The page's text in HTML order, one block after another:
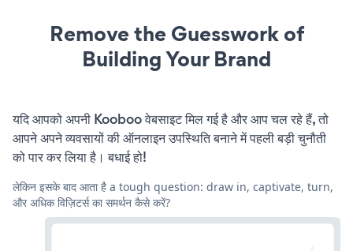
Remove the Guesswork of
Building Your Brand
यदि आपको अपनी Kooboo वेबसाइट मिल गई है और आप चल रहे हैं, तो
आपने अपने व्यवसायों की ऑनलाइन उपस्थिति बनाने में पहली बड़ी चुनौती
को पार कर लिया है। बधाई हो!
लेकिन इसके बाद आता है a tough question: draw in, captivate, turn,
और अधिक विज़िटर्स का समर्थन कैसे करें?